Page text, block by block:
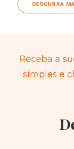
DESCUBRA
Receba a
simples e